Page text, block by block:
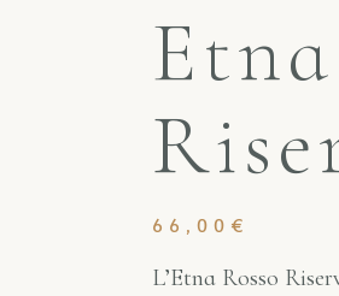
66,00 €
L’Etna Rosso